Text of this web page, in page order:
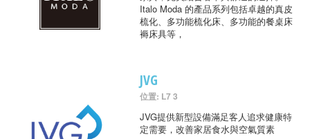
Italo Moda 的產品系列包括卓越的真皮
梳化、多功能梳化床、多功能的餐桌床
褥床具等，
JVG
位置: L7 3
JVG提供新型設備滿足客人追求健康特
定需要，改善家居食水與空氣質素